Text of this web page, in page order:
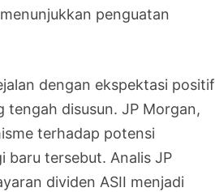
penguatan
dengan ekspektasi positif
tengah disusun. JP Morgan,
terhadap potensi
baru tersebut. Analis JP
dividen ASII menjadi